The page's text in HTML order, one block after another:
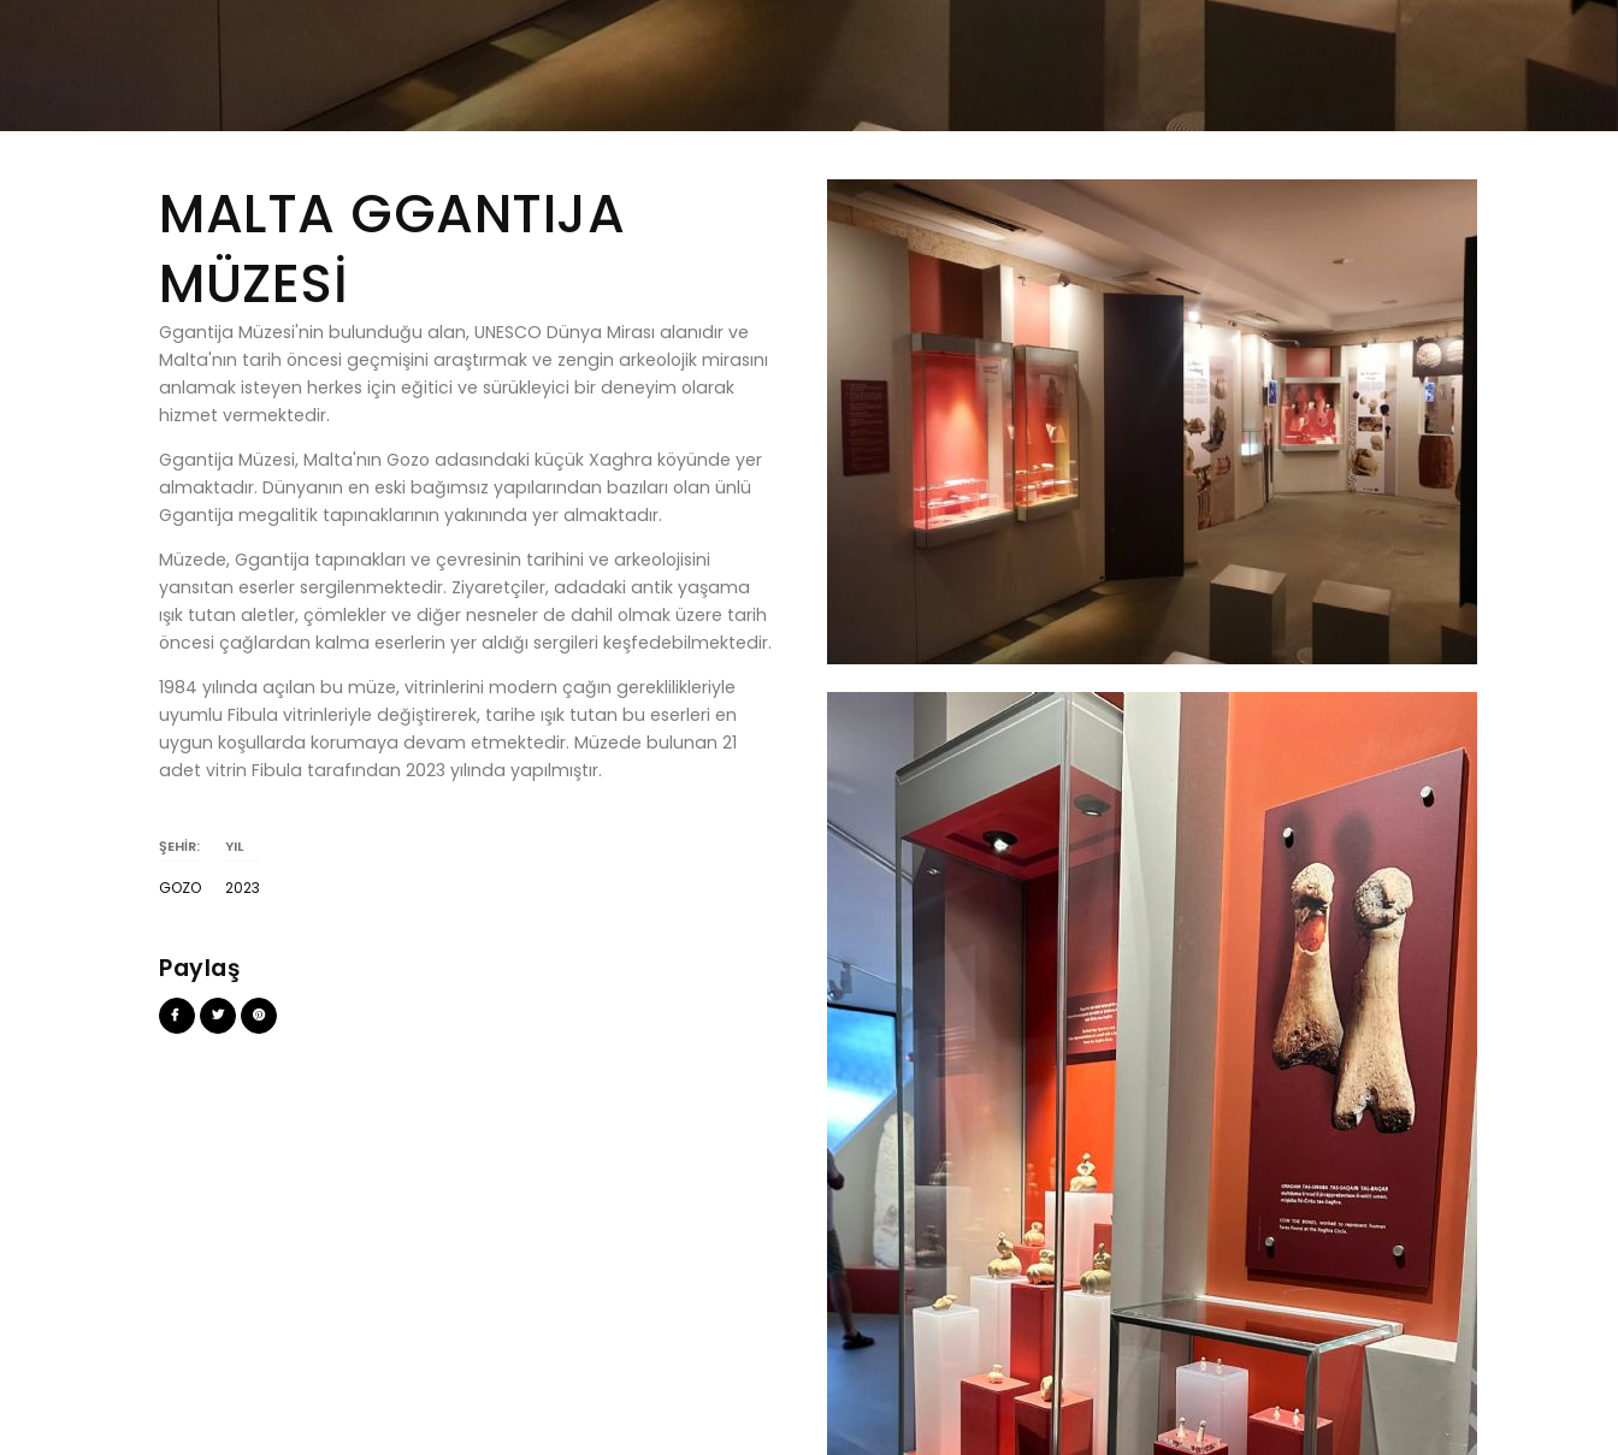
MALTA GGANTIJA
MÜZESİ
Ggantija Müzesi'nin bulunduğu alan, UNESCO Dünya Mirası alanıdır ve
Malta'nın tarih öncesi geçmişini araştırmak ve zengin arkeolojik mirasını
anlamak isteyen herkes için eğitici ve sürükleyici bir deneyim olarak
hizmet vermektedir.
Ggantija Müzesi, Malta'nın Gozo adasındaki küçük Xaghra köyünde yer
almaktadır. Dünyanın en eski bağımsız yapılarından bazıları olan ünlü
Ggantija megalitik tapınaklarının yakınında yer almaktadır.
Müzede, Ggantija tapınakları ve çevresinin tarihini ve arkeolojisini
yansıtan eserler sergilenmektedir. Ziyaretçiler, adadaki antik yaşama
ışık tutan aletler, çömlekler ve diğer nesneler de dahil olmak üzere tarih
öncesi çağlardan kalma eserlerin yer aldığı sergileri keşfedebilmektedir.
1984 yılında açılan bu müze, vitrinlerini modern çağın gereklilikleriyle
uyumlu Fibula vitrinleriyle değiştirerek, tarihe ışık tutan bu eserleri en
uygun koşullarda korumaya devam etmektedir. Müzede bulunan 21
adet vitrin Fibula tarafından 2023 yılında yapılmıştır.
ŞEHİR:
GOZO
YIL
2023
Paylaş